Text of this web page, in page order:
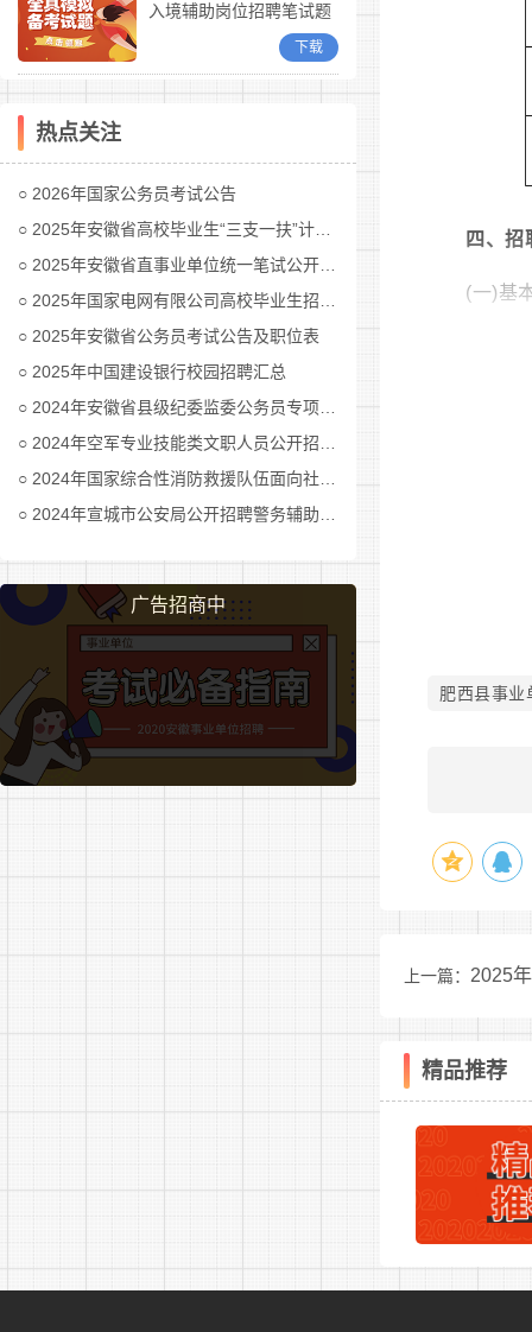
入境辅助岗位招聘笔试题
下载
热点关注
2026年国家公务员考试公告
2025年安徽省高校毕业生“三支一扶”计划招募公告
2025年安徽省直事业单位统一笔试公开招聘工作人员公告
2025年国家电网有限公司高校毕业生招聘公告(第二批)汇总
2025年安徽省公务员考试公告及职位表
2025年中国建设银行校园招聘汇总
2024年安徽省县级纪委监委公务员专项招考公告及职位表汇总
2024年空军专业技能类文职人员公开招考公告
2024年国家综合性消防救援队伍面向社会招录消防员公告
2024年宣城市公安局公开招聘警务辅助人员公告
广告招商中
四、招
(一)基
带括号，
只能以括
要求
(四)有
1.不符
3.现役
4.经
查的人员、
肥西县事业
上一篇： 2025
精品推荐